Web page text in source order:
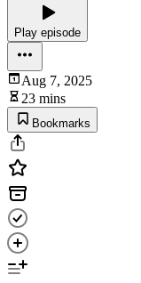
Play episode
Aug 7, 2025
23 mins
Bookmarks